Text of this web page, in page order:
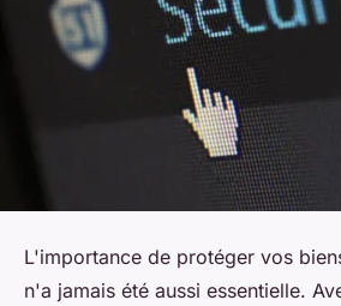
L'importance de protéger vos
n'a jamais été aussi essentielle.